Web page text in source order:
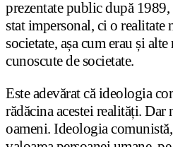
prezentate public după
stat impersonal, ci o realitate
societate, așa cum erau și
cunoscute de societate.
Este adevărat că ideologia
rădăcina acestei realități.
oameni. Ideologia